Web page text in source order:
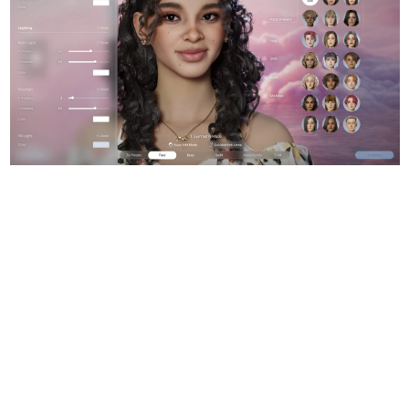
日本モバイルゲーム産業史
日本のモバイルゲーム史における主要なトピック・タイト
ルを網羅するほか、開発者へのインタビューや識者による
解説を掲載。約20年の歴史が一望できる決定版！
若ゲのいたり〜ゲームクリエイターの青春〜
『うつヌケ』『ペンと箸』等で知られるマンガ家・田中圭
一先生によるゲーム業界レポートマンガです。
なんでゲームは面白い？